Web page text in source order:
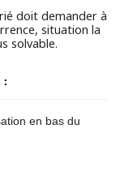
doit demander à
situation la
solvable.
:
en bas du